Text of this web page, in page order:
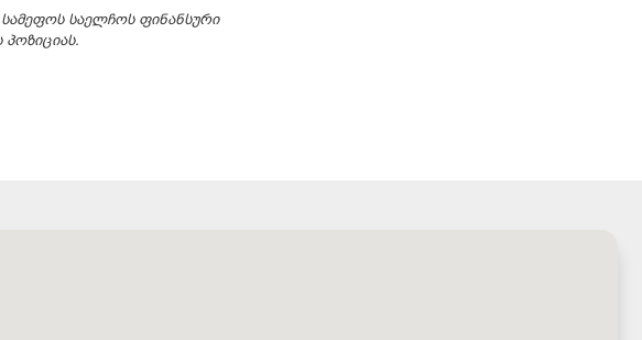
საელჩოს ფინანსური